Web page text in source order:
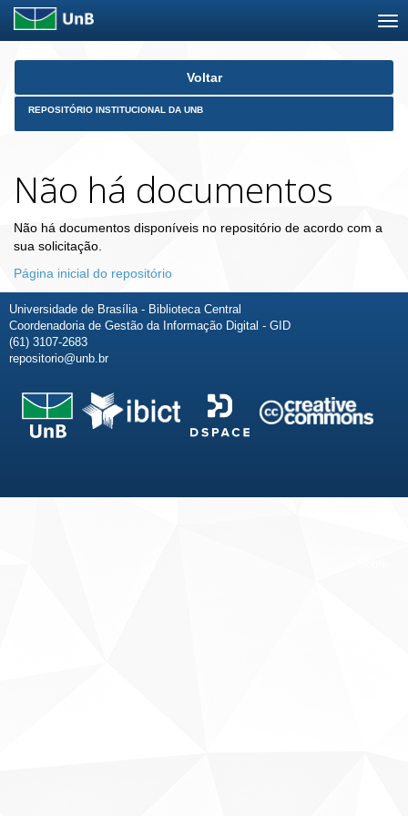
Skip
Voltar
REPOSITÓRIO INSTITUCIONAL DA UNB
Não há documentos
Não há documentos disponíveis no repositório de acordo com a
sua solicitação.
Página inicial do repositório
Universidade de Brasília - Biblioteca Central
Coordenadoria de Gestão da Informação Digital - GID
(61) 3107-2683
repositorio@unb.br